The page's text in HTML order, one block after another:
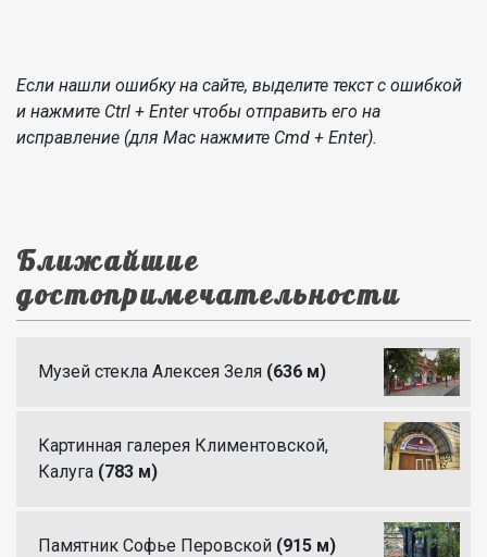
Если нашли ошибку на сайте, выделите текст с ошибкой
и нажмите Ctrl + Enter чтобы отправить его на
исправление (для Mac нажмите Cmd + Enter).
Ближайшие
достопримечательности
Музей стекла Алексея Зеля (636 м)
Картинная галерея Климентовской,
Калуга (783 м)
Памятник Софье Перовской (915 м)